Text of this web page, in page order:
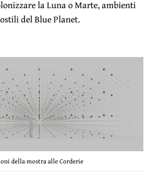
la Luna o Marte, ambienti
del Blue Planet.
della mostra alle Corderie